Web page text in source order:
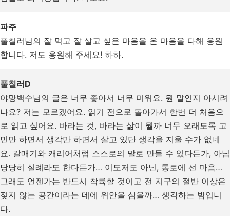
파주
풀칠러님의 잘 먹고 잘 살고 싶은 마음을 온 마음을 다해 응원
합니다. 저도 응원해 주세요! 하하.
풀칠러D
야망백수님의 글은 너무 좋아서 너무 미워요. 뭔 말인지 아시려
나요? 저는 모르겠어요. 읽기 전으로 돌아가서 한번 더 처음으
로 읽고 싶어요. 바라는 것, 바라는 삶이 뭘까 너무 오래도록 고
민만 하면서 생각만 하면서 살고 있단 생각을 지울 수가 없네
요. 갈매기와 캐리어처럼 스스로의 말로 만들 수 있다든가, 아님
당당히 실례라도 한다든가… 이도저도 아닌, 통로에 선 마음…
그래도 언젠가는 반드시 착륙할 것이고 전 지구의 절반 이상은
젖지 않는 공간이라는 데에 위안을 삼을까… 생각하는 밤입니
다.